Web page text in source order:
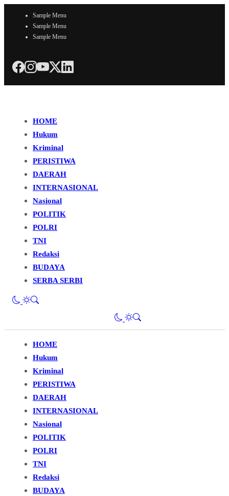
Sample Menu
Sample Menu
Sample Menu
HOME
Hukum
Kriminal
PERISTIWA
DAERAH
INTERNASIONAL
Nasional
POLITIK
POLRI
TNI
Redaksi
BUDAYA
SERBA SERBI
HOME
Hukum
Kriminal
PERISTIWA
DAERAH
INTERNASIONAL
Nasional
POLITIK
POLRI
TNI
Redaksi
BUDAYA